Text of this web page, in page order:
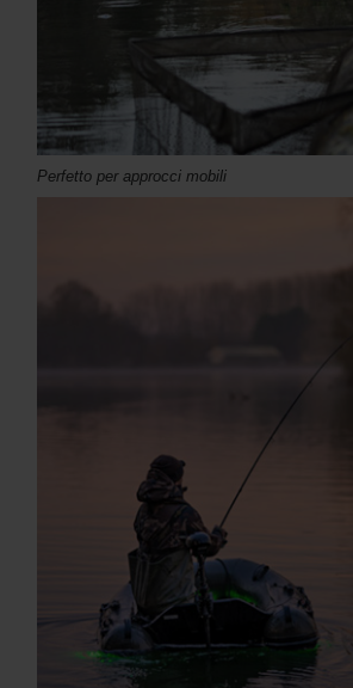
Perfetto per approcci mobili